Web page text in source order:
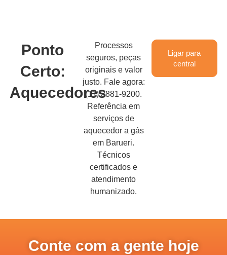
Ponto
Certo:
Aquecedores
Processos
seguros, peças
originais e valor
justo. Fale agora:
(11) 3881-9200.
Referência em
serviços de
aquecedor a gás
em Barueri.
Técnicos
certificados e
atendimento
humanizado.
Ligar para
central
Conte com a gente hoje